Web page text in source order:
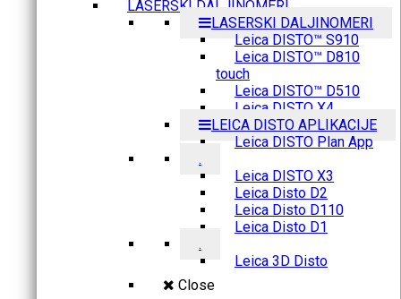
LASERSKI DALJINOMERI
LASERSKI DALJINOMERI
Leica DISTO™ S910
Leica DISTO™ D810
touch
Leica DISTO™ D510
Leica DISTO X4
LEICA DISTO APLIKACIJE
Leica DISTO Plan App
.
Leica DISTO X3
Leica Disto D2
Leica Disto D110
Leica Disto D1
.
Leica 3D Disto
Close